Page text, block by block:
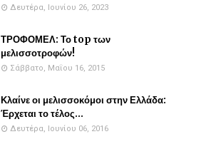
Δευτέρα, Ιουνίου 26, 2023
ΤΡΟΦΟΜΕΛ: Το top των
μελισσοτροφών!
Σάββατο, Μαΐου 16, 2015
Κλαίνε οι μελισσοκόμοι στην Ελλάδα:
Έρχεται το τέλος...
Δευτέρα, Ιουνίου 06, 2016